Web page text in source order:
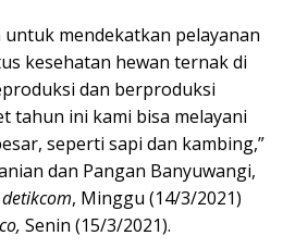
mendekatkan pelayanan
kesehatan hewan ternak di
dan berproduksi
tahun ini kami bisa melayani
seperti sapi dan kambing,”
dan Pangan Banyuwangi,
detikcom, Minggu (14/3/2021)
Senin (15/3/2021).